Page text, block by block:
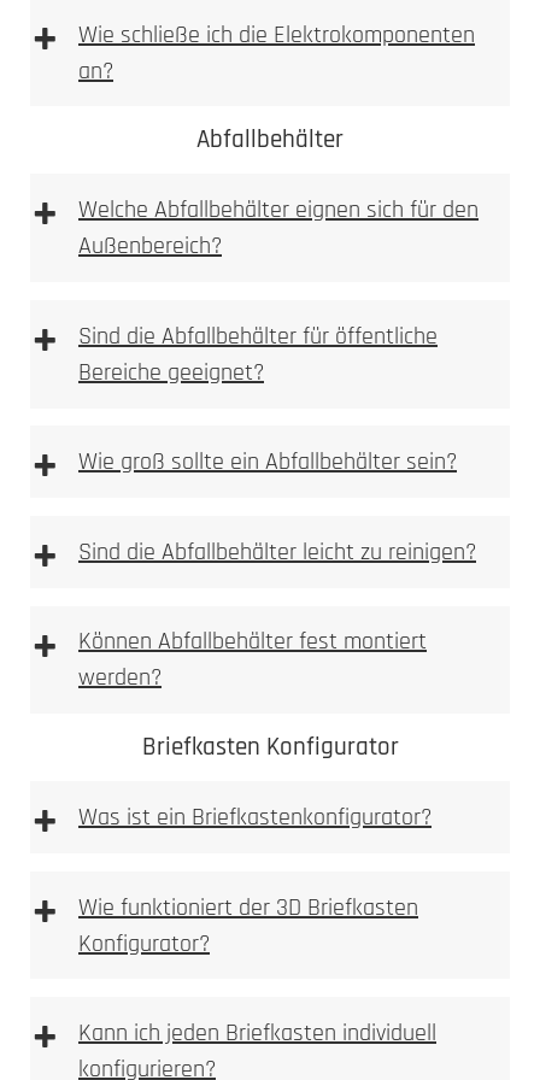
einbetoniert
1. Prüfen
2. Ausmessen
3. Bohren
3. Nische ausbrechen
4. Anlage einpassen
5. Bohren
+
Wie schließe ich die Elektrokomponenten
an?
Wir empfehlen die Elektroinstallation aber immer
durch einen Elektroinstallateur vornehmen zu
lassen. Bitte beachten Sie bei Wallboxen,
vom Hersteller beigelegte Betriebsanleitung!
Kamera, Sprechstellen oder Wallboxvorbereitung
Allgemeine Warnhinweise
Abfallbehälter
+
Welche Abfallbehälter eignen sich für den
Außenbereich?
+
Sind die Abfallbehälter für öffentliche
Bereiche geeignet?
+ Wie groß sollte ein Abfallbehälter sein?
+ Sind die Abfallbehälter leicht zu reinigen?
+
Können Abfallbehälter fest montiert
werden?
Briefkasten Konfigurator
+ Was ist ein Briefkastenkonfigurator?
+
Wie funktioniert der 3D Briefkasten
Konfigurator?
+
Kann ich jeden Briefkasten individuell
konfigurieren?